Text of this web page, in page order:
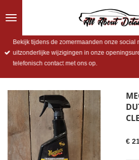
direct
hoofdinhoud
Bekijk tijdens de zomermaanden onze social
uitzonderlijke wijzigingen in onze
telefonisch contact met ons op.
€